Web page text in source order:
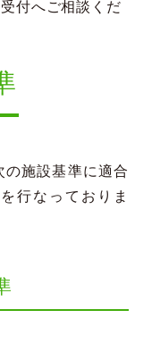
付へご相談くだ
施設基準に適合
行なっておりま